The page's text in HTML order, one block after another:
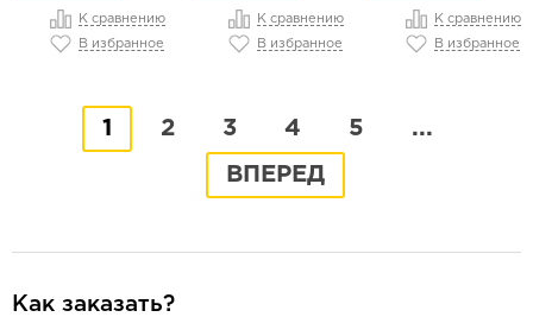
К сравнению
В избранное
К сравнению
В избранное
К сравнению
В избранное
1 2 3 4 5 ...
ВПЕРЕД
Как заказать?